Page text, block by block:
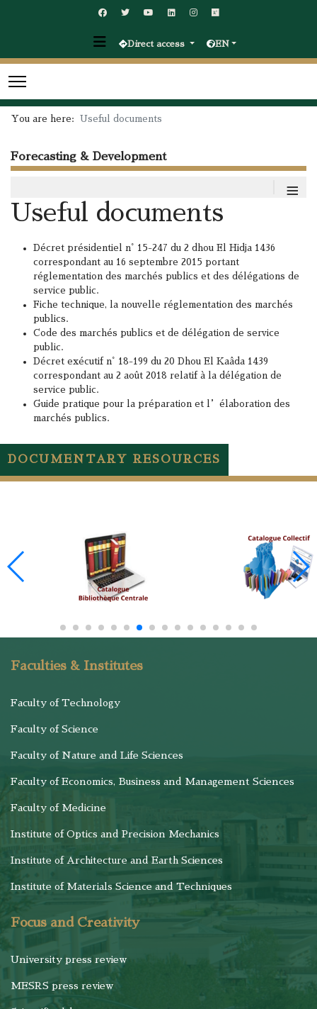
Direct access EN
You are here: Useful documents
Forecasting & Development
≡
Useful documents
Décret présidentiel n° 15-247 du 2 dhou El Hidja 1436
correspondant au 16 septembre 2015 portant
réglementation des marchés publics et des délégations de
service public.
Fiche technique, la nouvelle réglementation des marchés
publics.
Code des marchés publics et de délégation de service
public.
Décret exécutif n° 18-199 du 20 Dhou El Kaâda 1439
correspondant au 2 août 2018 relatif à la délégation de
service public.
Guide pratique pour la préparation et l’élaboration des
marchés publics.
DOCUMENTARY RESOURCES
Faculties & Institutes
Faculty of Technology
Faculty of Science
Faculty of Nature and Life Sciences
Faculty of Economics, Business and Management Sciences
Faculty of Medicine
Institute of Optics and Precision Mechanics
Institute of Architecture and Earth Sciences
Institute of Materials Science and Techniques
Focus and Creativity
University press review
MESRS press review